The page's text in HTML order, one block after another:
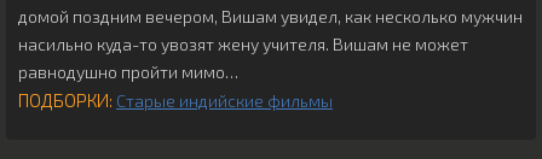
домой поздним вечером, Вишам увидел, как несколько мужчин
насильно куда-то увозят жену учителя. Вишам не может
равнодушно пройти мимо…
ПОДБОРКИ: Старые индийские фильмы